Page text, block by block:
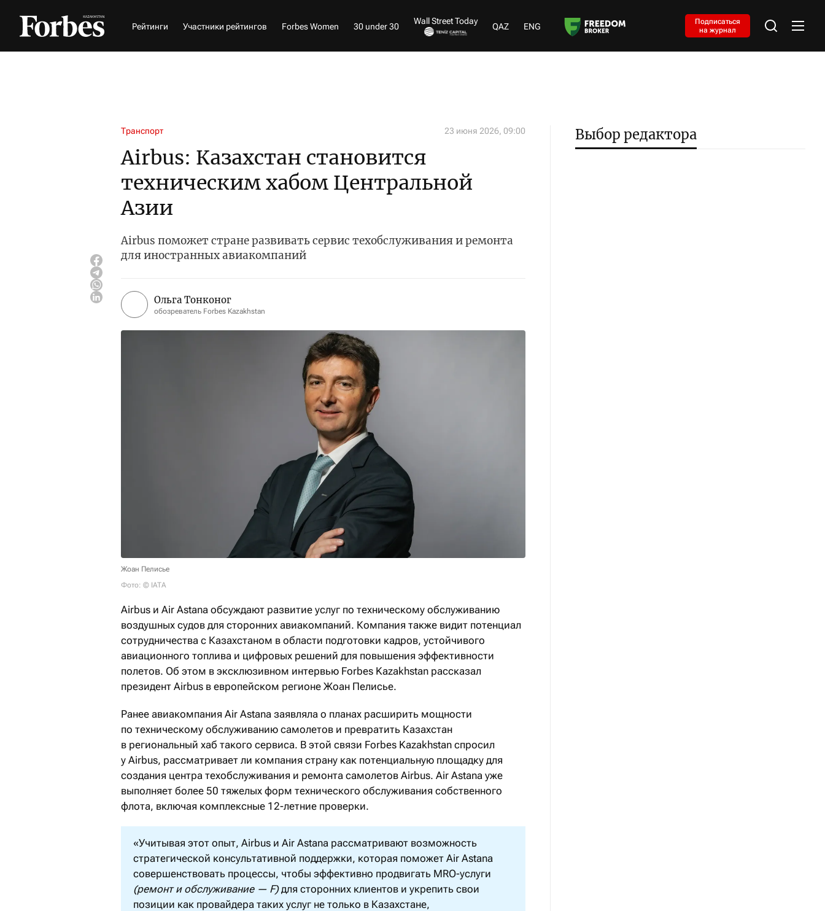
Рейтинги Участники рейтингов Forbes Women 30 under 30
Wall Street Today
QAZ ENG
Подписаться
на журнал
Транспорт 23 июня 2026, 09:00
Airbus: Казахстан становится
техническим хабом Центральной
Азии
Airbus поможет стране развивать сервис техобслуживания и ремонта
для иностранных авиакомпаний
Ольга Тонконог
обозреватель Forbes Kazakhstan
Жоан Пелисье
Фото: © IATA
Airbus и Air Astana обсуждают развитие услуг по техническому обслуживанию
воздушных судов для сторонних авиакомпаний. Компания также видит потенциал
сотрудничества с Казахстаном в области подготовки кадров, устойчивого
авиационного топлива и цифровых решений для повышения эффективности
полетов. Об этом в эксклюзивном интервью Forbes Kazakhstan рассказал
президент Airbus в европейском регионе Жоан Пелисье.
Ранее авиакомпания Air Astana заявляла о планах расширить мощности
по техническому обслуживанию самолетов и превратить Казахстан
в региональный хаб такого сервиса. В этой связи Forbes Kazakhstan спросил
у Airbus, рассматривает ли компания страну как потенциальную площадку для
создания центра техобслуживания и ремонта самолетов Airbus. Air Astana уже
выполняет более 50 тяжелых форм технического обслуживания собственного
флота, включая комплексные 12-летние проверки.
«Учитывая этот опыт, Airbus и Air Astana рассматривают возможность
стратегической консультативной поддержки, которая поможет Air Astana
совершенствовать процессы, чтобы эффективно продвигать MRO-услуги
(ремонт и обслуживание — F)для сторонних клиентов и укрепить свои
позиции как провайдера таких услуг не только в Казахстане,
Выбор редактора